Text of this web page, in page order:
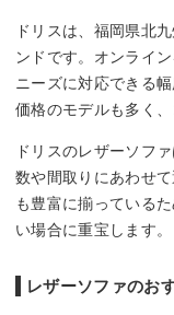
ドリスは、福岡県北
ンドです。オンライ
ニーズに対応できる
価格のモデルも多く
ドリスのレザーソフ
数や間取りにあわせ
も豊富に揃っている
い場合に重宝します。
レザーソファのお